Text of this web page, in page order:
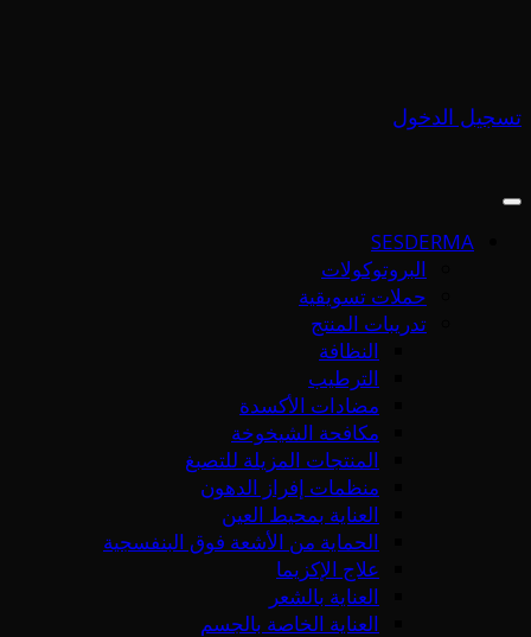
تسجيل الدخول
SESDERMA
البروتوكولات
حملات تسويقية
تدريبات المنتج
النظافة
الترطيب
مضادات الأكسدة
مكافحة الشيخوخة
المنتجات المزيلة للتصبغ
منظمات إفراز الدهون
العناية بمحيط العين
الحماية من الأشعة فوق البنفسجية
علاج الإكزيما
العناية بالشعر
العناية الخاصة بالجسم